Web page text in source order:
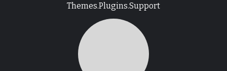
Themes.Plugins.Support